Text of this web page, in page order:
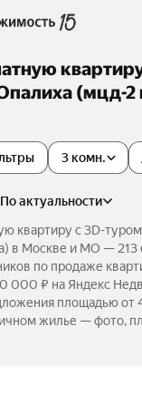
(мцд-2
3 комн.
по актуальности
квартиру c 3D-
в Москве и МО — 213
по продаже
000 ₽ на Яндекс
площадью от
жилье — фото,